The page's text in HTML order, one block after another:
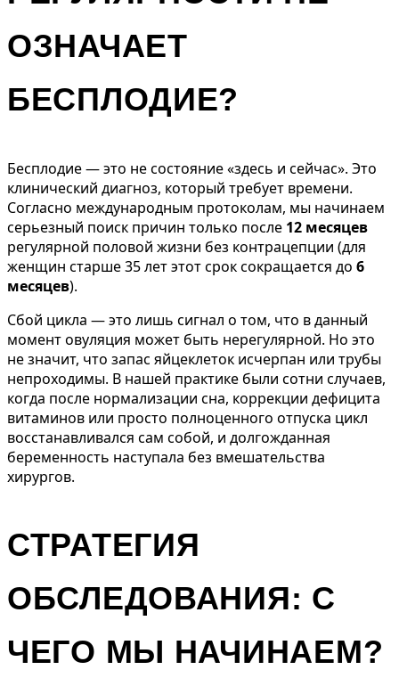
ОЗНАЧАЕТ
БЕСПЛОДИЕ?
Бесплодие — это не состояние «здесь и сейчас». Это
клинический диагноз, который требует времени.
Согласно международным протоколам, мы начинаем
серьезный поиск причин только после 12 месяцев
регулярной половой жизни без контрацепции (для
женщин старше 35 лет этот срок сокращается до 6
месяцев).
Сбой цикла — это лишь сигнал о том, что в данный
момент овуляция может быть нерегулярной. Но это
не значит, что запас яйцеклеток исчерпан или трубы
непроходимы. В нашей практике были сотни случаев,
когда после нормализации сна, коррекции дефицита
витаминов или просто полноценного отпуска цикл
восстанавливался сам собой, и долгожданная
беременность наступала без вмешательства
хирургов.
СТРАТЕГИЯ
ОБСЛЕДОВАНИЯ: С
ЧЕГО МЫ НАЧИНАЕМ?